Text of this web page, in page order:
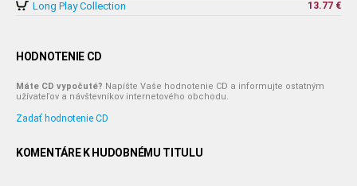
Long Play Collection 13.77 €
HODNOTENIE CD
Máte CD vypočuté? Napíšte Vaše hodnotenie CD a informujte ostatným
užívateľov a návštevníkov internetového obchodu.
Zadať hodnotenie CD
KOMENTÁRE K HUDOBNÉMU TITULU